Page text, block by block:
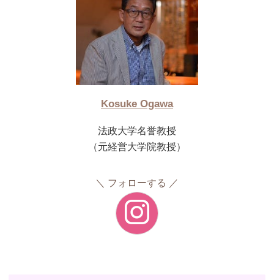
Kosuke Ogawa
法政大学名誉教授
（元経営大学院教授）
フォローする